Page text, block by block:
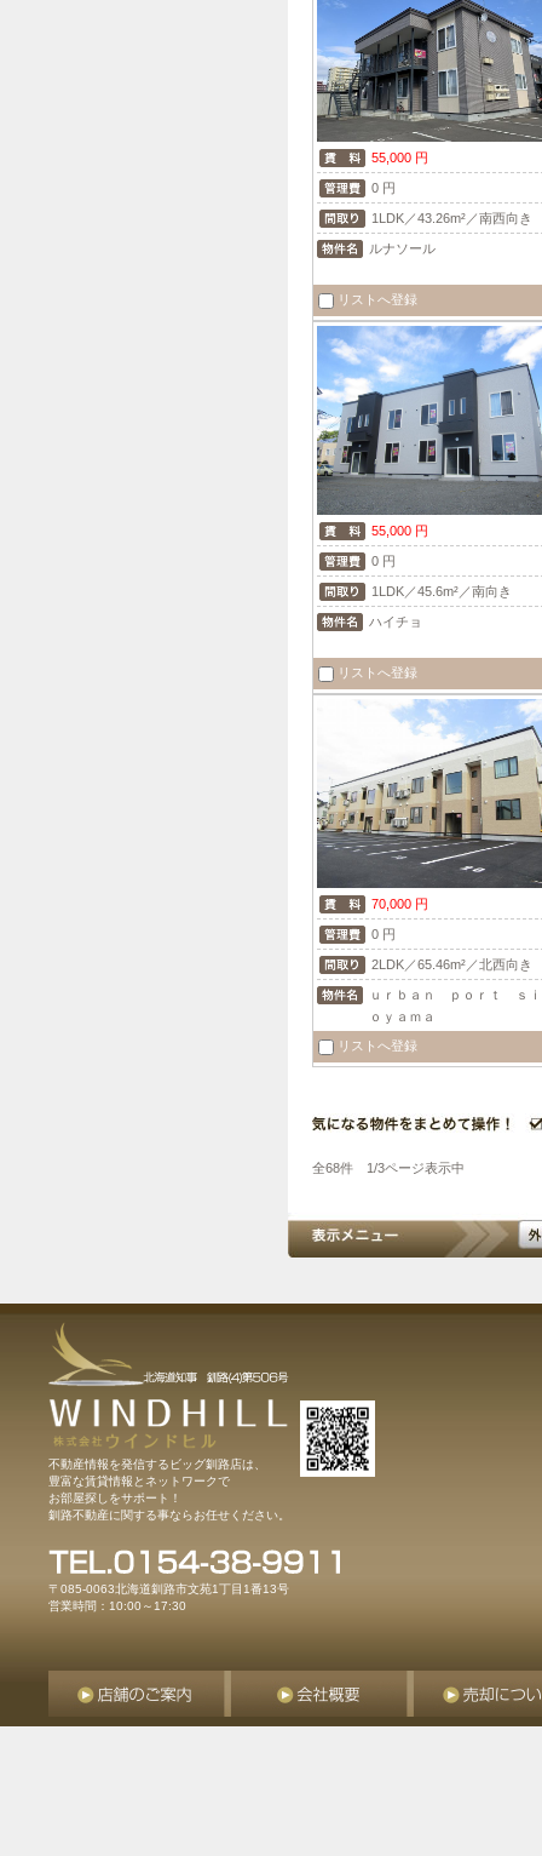
55,000 円
0 円
1LDK／43.26m²／南西向き
ルナソール
リストへ登録
55,000 円
0 円
1LDK／45.6m²／南向き
ハイチョ
リストへ登録
70,000 円
0 円
2LDK／65.46m²／北西向き
ｕｒｂａｎ ｐｏｒｔ ｓ
ｏｙａｍａ
リストへ登録
全68件 1/3ページ表示中
不動産情報を発信するビッグ釧路店は、
豊富な賃貸情報とネットワークで
お部屋探しをサポート！
釧路不動産に関する事ならお任せください。
〒085-0063北海道釧路市文苑1丁目1番13号
営業時間：10:00～17:30